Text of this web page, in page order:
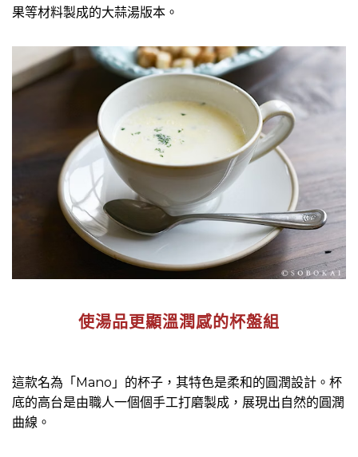
果等材料製成的大蒜湯版本。
使湯品更顯溫潤感的杯盤組
這款名為「Mano」的杯子，其特色是柔和的圓潤設計。杯
底的高台是由職人一個個手工打磨製成，展現出自然的圓潤
曲線。